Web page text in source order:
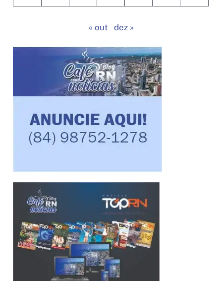
« out dez »